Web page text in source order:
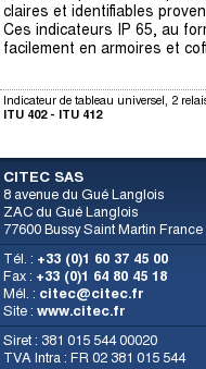
claires et identifiables
Ces indicateurs IP 65, au
facilement en armoires et
Indicateur de tableau universel, 2
ITU 402 - ITU 412
CITEC SAS
8 avenue du Gué Langlois
ZAC du Gué Langlois
77600 Bussy Saint Martin France
Tél. : +33 (0)1 60 37 45 00
Fax : +33 (0)1 64 80 45 18
Mél. : citec@citec.fr
Site : www.citec.fr
Siret : 381 015 544 00020
TVA Intra : FR 02 381 015 544